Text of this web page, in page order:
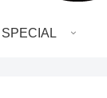
SPECIAL